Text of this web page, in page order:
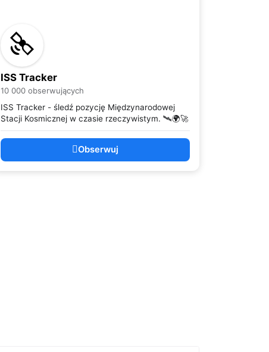
ISS Tracker
10 000 obserwujących
ISS Tracker - śledź pozycję Międzynarodowej
Stacji Kosmicznej w czasie rzeczywistym. 🛰️🌍🚀
Obserwuj